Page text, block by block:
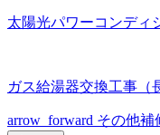
太陽光パワーコンディ
ガス給湯器交換工事（
arrow_forward その他補